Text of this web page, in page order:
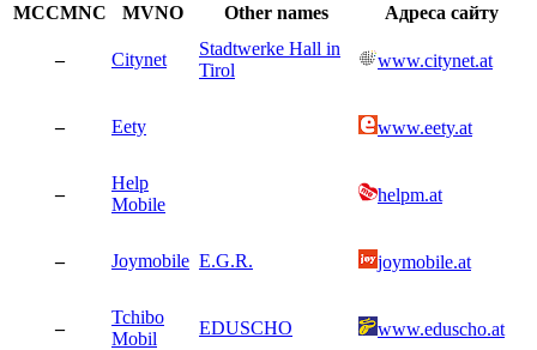
MCCMNC MVNO Other names Адреса сайту
– Citynet
Stadtwerke Hall in
Tirol
www.citynet.at
– Eety www.eety.at
–
Help
Mobile
helpm.at
– Joymobile E.G.R. joymobile.at
–
Tchibo
Mobil
EDUSCHO www.eduscho.at